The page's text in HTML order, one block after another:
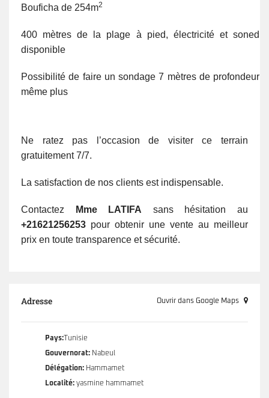
Bouficha de 254m2
400 mètres de la plage à pied, électricité et soned
disponible
Possibilité de faire un sondage 7 mètres de profondeur
même plus
Ne ratez pas l’occasion de visiter ce terrain
gratuitement 7/7.
La satisfaction de nos clients est indispensable.
Contactez Mme LATIFA sans hésitation au
+21621256253 pour obtenir une vente au meilleur
prix en toute transparence et sécurité.
Adresse Ouvrir dans Google Maps
Pays: Tunisie
Gouvernorat: Nabeul
Délégation: Hammamet
Localité: yasmine hammamet